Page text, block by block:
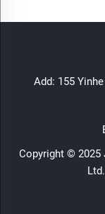
Add: 155
Copyright © 2025